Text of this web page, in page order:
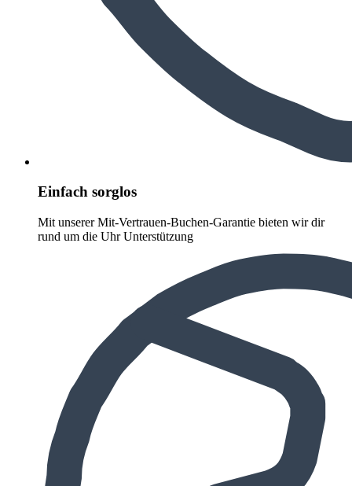
Einfach sorglos
Mit unserer Mit-Vertrauen-Buchen-Garantie bieten wir dir
rund um die Uhr Unterstützung